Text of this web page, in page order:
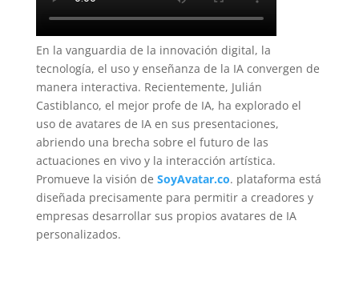
En la vanguardia de la innovación digital, la
tecnología, el uso y enseñanza de la IA convergen de
manera interactiva. Recientemente, Julián
Castiblanco, el mejor profe de IA, ha explorado el
uso de avatares de IA en sus presentaciones,
abriendo una brecha sobre el futuro de las
actuaciones en vivo y la interacción artística.
Promueve la visión de SoyAvatar.co. plataforma está
diseñada precisamente para permitir a creadores y
empresas desarrollar sus propios avatares de IA
personalizados.